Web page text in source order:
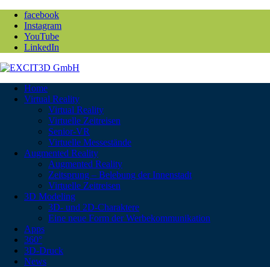
facebook
Instagram
YouTube
LinkedIn
Home
Virtual Reality
Virtual Reality
Virtuelle Zeitreisen
Senior-VR
Virtuelle Messestände
Augmented Reality
Augmented Reality
Zeitsprung – Belebung der Innenstadt
Virtuelle Zeitreisen
3D Modeling
3D- und 2D-Charaktere
Eine neue Form der Werbekommunikation
Apps
360°
3D-Druck
News